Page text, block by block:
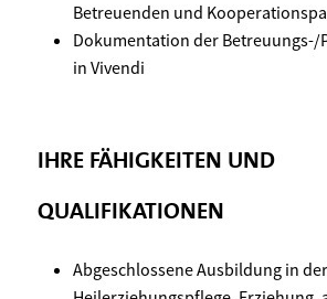
Betreuenden und
Dokumentation der Betreuungs-/
in Vivendi
IHRE FÄHIGKEITEN UND
QUALIFIKATIONEN
Abgeschlossene Ausbildung in der